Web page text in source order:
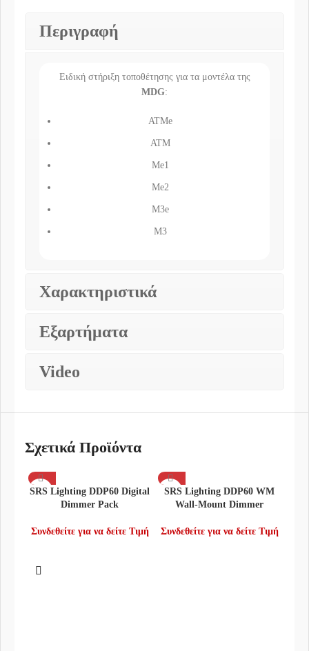
Περιγραφή
Ειδική στήριξη τοποθέτησης για τα μοντέλα της
MDG:
ATMe
ATM
Me1
Me2
M3e
M3
Χαρακτηριστικά
Εξαρτήματα
Video
Σχετικά Προϊόντα
SRS Lighting DDP60 Digital
Dimmer Pack
Συνδεθείτε για να δείτε Τιμή
SRS Lighting DDP60 WM
Wall-Mount Dimmer
Συνδεθείτε για να δείτε Τιμή